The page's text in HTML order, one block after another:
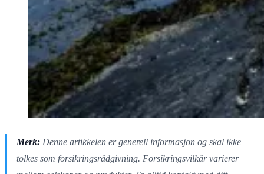
Merk: Denne artikkelen er generell informasjon og skal ikke
tolkes som forsikringsrådgivning. Forsikringsvilkår varierer